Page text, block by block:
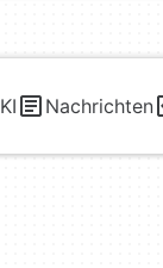
KI Nachrichten